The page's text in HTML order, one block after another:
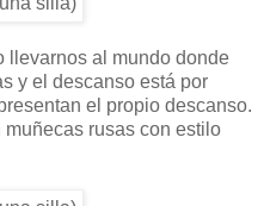
llevarnos al mundo donde
y el descanso está por
el propio descanso.
rusas con estilo